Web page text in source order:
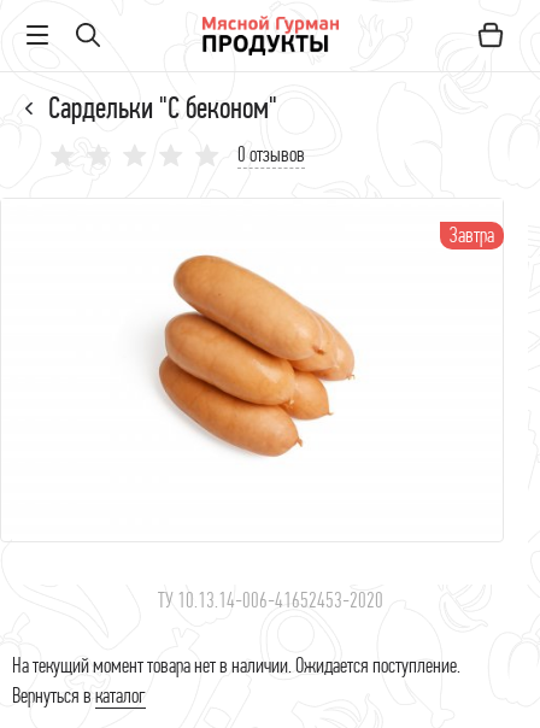
Сардельки "С беконом"
0 отзывов
Завтра
ТУ 10.13.14-006-41652453-2020
На текущий момент товара нет в наличии. Ожидается поступление.
Вернуться в каталог